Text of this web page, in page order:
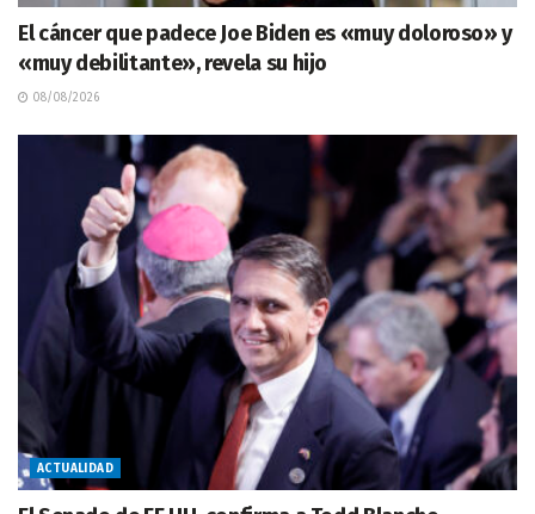
El cáncer que padece Joe Biden es «muy doloroso» y
«muy debilitante», revela su hijo
08/08/2026
ACTUALIDAD